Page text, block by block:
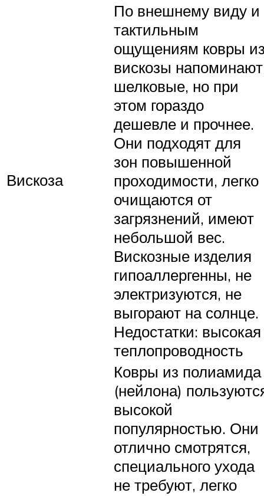
Вискоза
По внешнему виду и
тактильным
ощущениям ковры
вискозы напоминают
шелковые, но при
этом гораздо
дешевле и прочнее.
Они подходят для
зон повышенной
проходимости, легко
очищаются от
загрязнений, имеют
небольшой вес.
Вискозные изделия
гипоаллергенны, не
электризуются, не
выгорают на солнце.
Недостатки: высокая
теплопроводность
Ковры из полиамида
(нейлона)
высокой
популярностью. Они
отлично смотрятся,
специального ухода
не требуют, легко